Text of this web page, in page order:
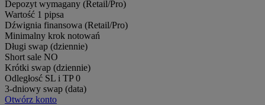
Depozyt wymagany (Retail/Pro)
Wartość 1 pipsa
Dźwignia finansowa (Retail/Pro)
Minimalny krok notowań
Długi swap (dziennie)
Short sale NO
Krótki swap (dziennie)
Odległosć SL i TP 0
3-dniowy swap (data)
Otwórz konto